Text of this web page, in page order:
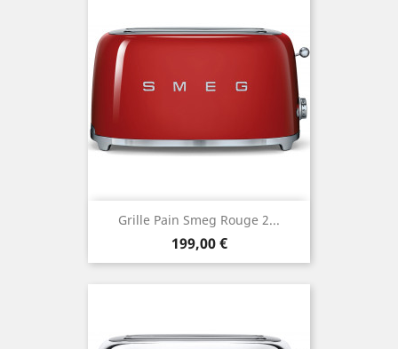
Grille Pain Smeg Rouge 2...
Prix
199,00 €